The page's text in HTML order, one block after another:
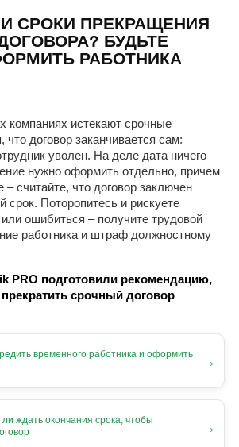
СРОКИ ПРЕКРАЩЕНИЯ
БУДЬТЕ
РАБОТНИКА
компаниях истекают срочные
что договор заканчивается сам:
уволен. На деле дата ничего
нужно оформить отдельно, причем
– считайте, что договор заключен
срок. Поторопитесь и рискуете
ошибиться – получите трудовой
работника и штраф должностному
PRO подготовили рекомендацию,
срочный договор
временного работника и оформить
→
ждать окончания срока, чтобы
→